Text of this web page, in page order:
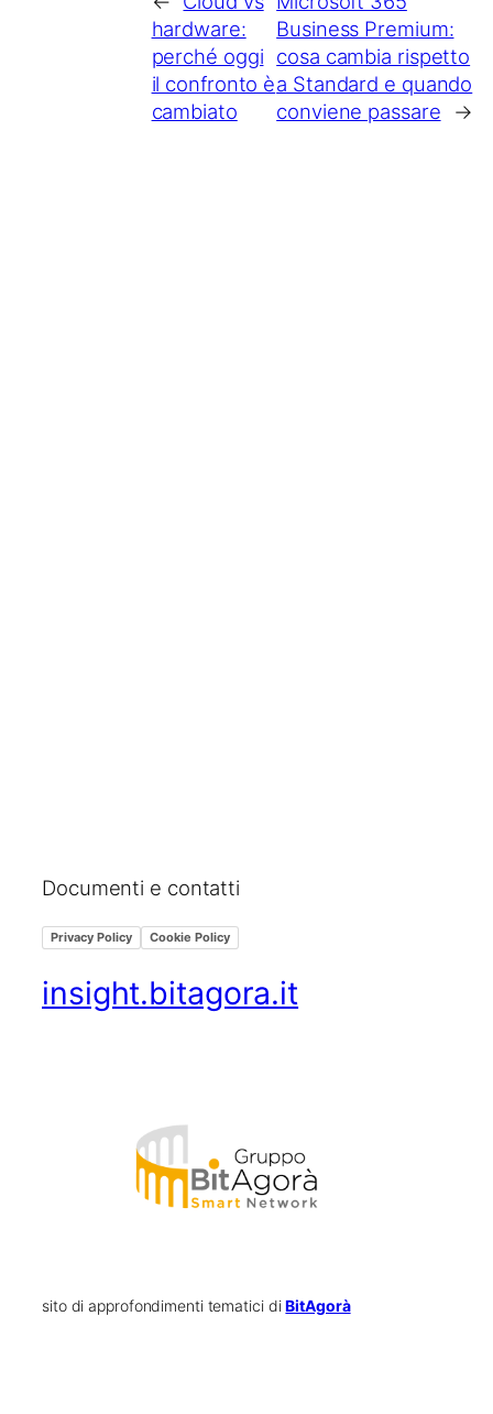
hardware:
perché oggi
il confronto è
cambiato
Business Premium:
cosa cambia rispetto
a Standard e quando
conviene passare
→
Documenti e contatti
Privacy Policy Cookie Policy
insight.bitagora.it
sito di approfondimenti tematici diBitAgorà